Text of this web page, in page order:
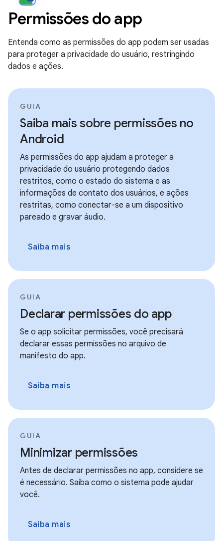
Permissões do app
Entenda como as permissões do app podem ser usadas
para proteger a privacidade do usuário, restringindo
dados e ações.
GUIA
Saiba mais sobre permissões no
Android
As permissões do app ajudam a proteger a
privacidade do usuário protegendo dados
restritos, como o estado do sistema e as
informações de contato dos usuários, e ações
restritas, como conectar-se a um dispositivo
pareado e gravar áudio.
Saiba mais
GUIA
Declarar permissões do app
Se o app solicitar permissões, você precisará
declarar essas permissões no arquivo de
manifesto do app.
Saiba mais
GUIA
Minimizar permissões
Antes de declarar permissões no app, considere se
é necessário. Saiba como o sistema pode ajudar
você.
Saiba mais